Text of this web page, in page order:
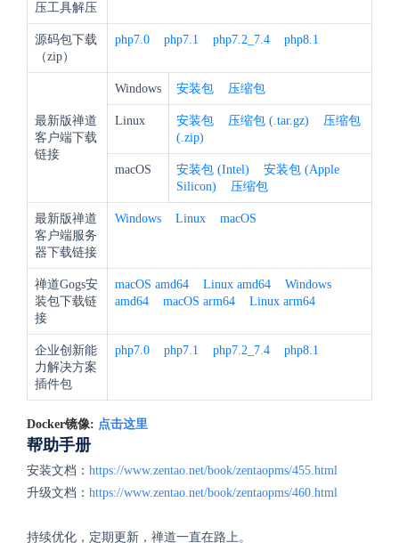
压工具解压
源码包下载
（zip）
php7.0 php7.1 php7.2_7.4 php8.1
最新版禅道
客户端下载
链接
Windows 安装包 压缩包
Linux 安装包 压缩包 (.tar.gz)
压缩包
(.zip)
macOS 安装包 (Intel)
安装包 (Apple
Silicon)
压缩包
最新版禅道
客户端服务
器下载链接
Windows Linux macOS
禅道Gogs安
装包下载链
接
macOS amd64 Linux amd64
Windows
amd64
macOS arm64 Linux arm64
企业创新能
力解决方案
插件包
php7.0 php7.1 php7.2_7.4 php8.1
Docker镜像: 点击这里
帮助手册
安装文档： https://www.zentao.net/book/zentaopms/455.html
升级文档： https://www.zentao.net/book/zentaopms/460.html
持续优化，定期更新，禅道一直在路上。